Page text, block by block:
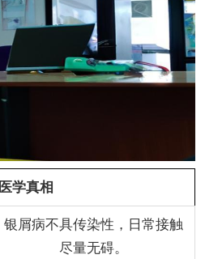
医学真相
银屑病不具传染性，日常接触
尽量无碍。